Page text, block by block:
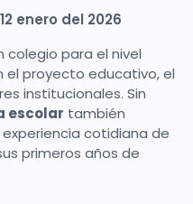
enero del 2026
colegio para el nivel
el proyecto educativo, el
institucionales. Sin
escolar también
cotidiana de
primeros años de